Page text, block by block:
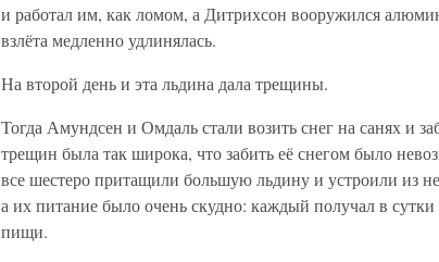
и работал им, как ломом, а Дитрихсон вооружился
взлёта медленно удлинялась.
На второй день и эта льдина дала трещины.
Тогда Амундсен и Омдаль стали возить снег на санях и
трещин была так широка, что забить её снегом было
все шестеро притащили большую льдину и устроили из
а их питание было очень скудно: каждый получал в сутки
пищи.